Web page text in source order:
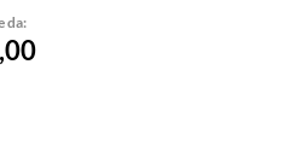
da: